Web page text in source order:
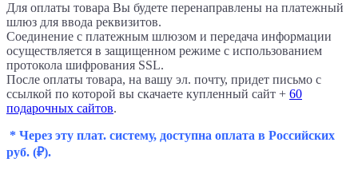
Для оплаты товара Вы будете перенаправлены на платежный
шлюз для ввода реквизитов.
Соединение с платежным шлюзом и передача информации
осуществляется в защищенном режиме с использованием
протокола шифрования SSL.
После оплаты товара, на вашу эл. почту, придет письмо с
ссылкой по которой вы скачаете купленный сайт + 60
подарочных сайтов.
* Через эту плат. систему, доступна оплата в Российских
руб. (₽).